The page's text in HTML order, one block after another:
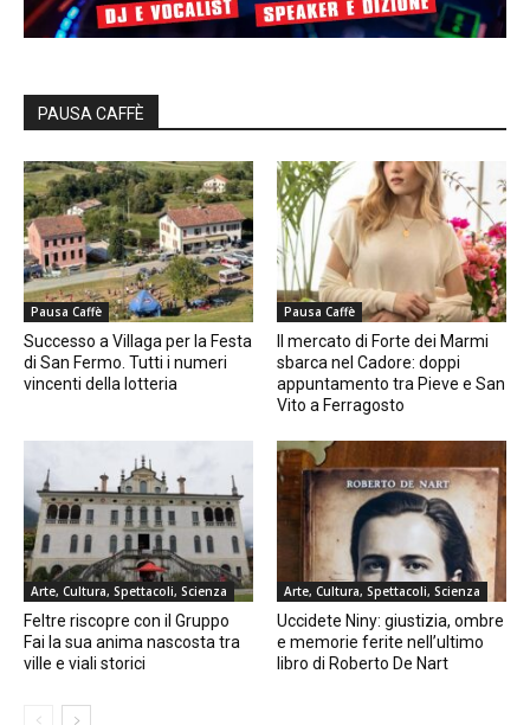
PAUSA CAFFÈ
Pausa Caffè
Successo a Villaga per la Festa
di San Fermo. Tutti i numeri
vincenti della lotteria
Pausa Caffè
Il mercato di Forte dei Marmi
sbarca nel Cadore: doppi
appuntamento tra Pieve e San
Vito a Ferragosto
Arte, Cultura, Spettacoli, Scienza
Feltre riscopre con il Gruppo
Fai la sua anima nascosta tra
ville e viali storici
Arte, Cultura, Spettacoli, Scienza
Uccidete Niny: giustizia, ombre
e memorie ferite nell’ultimo
libro di Roberto De Nart